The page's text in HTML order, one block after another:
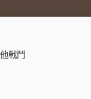
戰鬥